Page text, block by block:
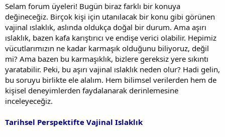
t
a
n
r
i
h
i
Selam forum üyeleri! Bugün biraz farklı bir konuya
değineceğiz. Birçok kişi için utanılacak bir konu gibi görünen
vajinal ıslaklık, aslında oldukça doğal bir durum. Ama aşırı
ıslaklık, bazen kafa karıştırıcı ve endişe verici olabilir. Hepimiz
vücutlarımızın ne kadar karmaşık olduğunu biliyoruz, değil
mi? Ama bazen bu karmaşıklık, bizlere gereksiz yere sıkıntı
yaratabilir. Peki, bu aşırı vajinal ıslaklık neden olur? Hadi gelin,
bu soruyu birlikte ele alalım. Hem bilimsel verilerden hem de
kişisel deneyimlerden faydalanarak derinlemesine
inceleyeceğiz.
Tarihsel Perspektifte Vajinal Islaklık